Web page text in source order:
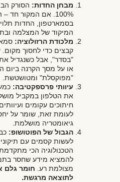
מבחן החדות: הסורק
100%. אם המקור
בסמארטפון, החדות
המיקוד של המצלמה
מלכודת הרזולוציה:
קבצים כדי לחסוך
"בסדר", אבל כשנגדיל
"מפוקסלת" ומטושטשת.
עיוותי פרספקטיבה:
את הטלפון במקביל
חיתוכים עקומים
לעומת זאת, שומר על
גיאומטריה מושלמת.
הגבול של הפוטושופ:
לעשות קסמים עם
להמציא מידע שחסר
מצולמת רע. חומר גלם
לתוצאה מרגשת.